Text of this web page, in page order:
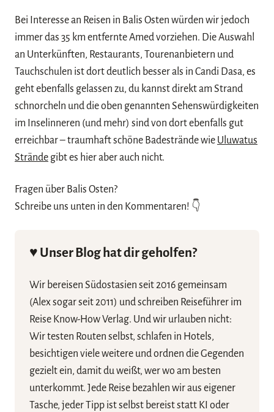
Bei Interesse an Reisen in Balis Osten würden wir jedoch
immer das 35 km entfernte Amed vorziehen. Die Auswahl
an Unterkünften, Restaurants, Tourenanbietern und
Tauchschulen ist dort deutlich besser als in Candi Dasa, es
geht ebenfalls gelassen zu, du kannst direkt am Strand
schnorcheln und die oben genannten Sehenswürdigkeiten
im Inselinneren (und mehr) sind von dort ebenfalls gut
erreichbar – traumhaft schöne Badestrände wie Uluwatus
Strände gibt es hier aber auch nicht.
Fragen über Balis Osten?
Schreibe uns unten in den Kommentaren! 👇
♥️ Unser Blog hat dir geholfen?
Wir bereisen Südostasien seit 2016 gemeinsam
(Alex sogar seit 2011) und schreiben Reiseführer im
Reise Know-How Verlag. Und wir urlauben nicht:
Wir testen Routen selbst, schlafen in Hotels,
besichtigen viele weitere und ordnen die Gegenden
gezielt ein, damit du weißt, wer wo am besten
unterkommt. Jede Reise bezahlen wir aus eigener
Tasche, jeder Tipp ist selbst bereist statt KI oder